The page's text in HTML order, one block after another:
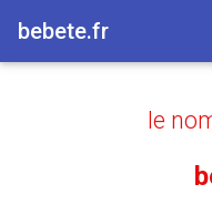
bebete.fr
le